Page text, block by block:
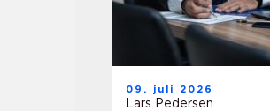
09. juli 2026
Lars Pedersen